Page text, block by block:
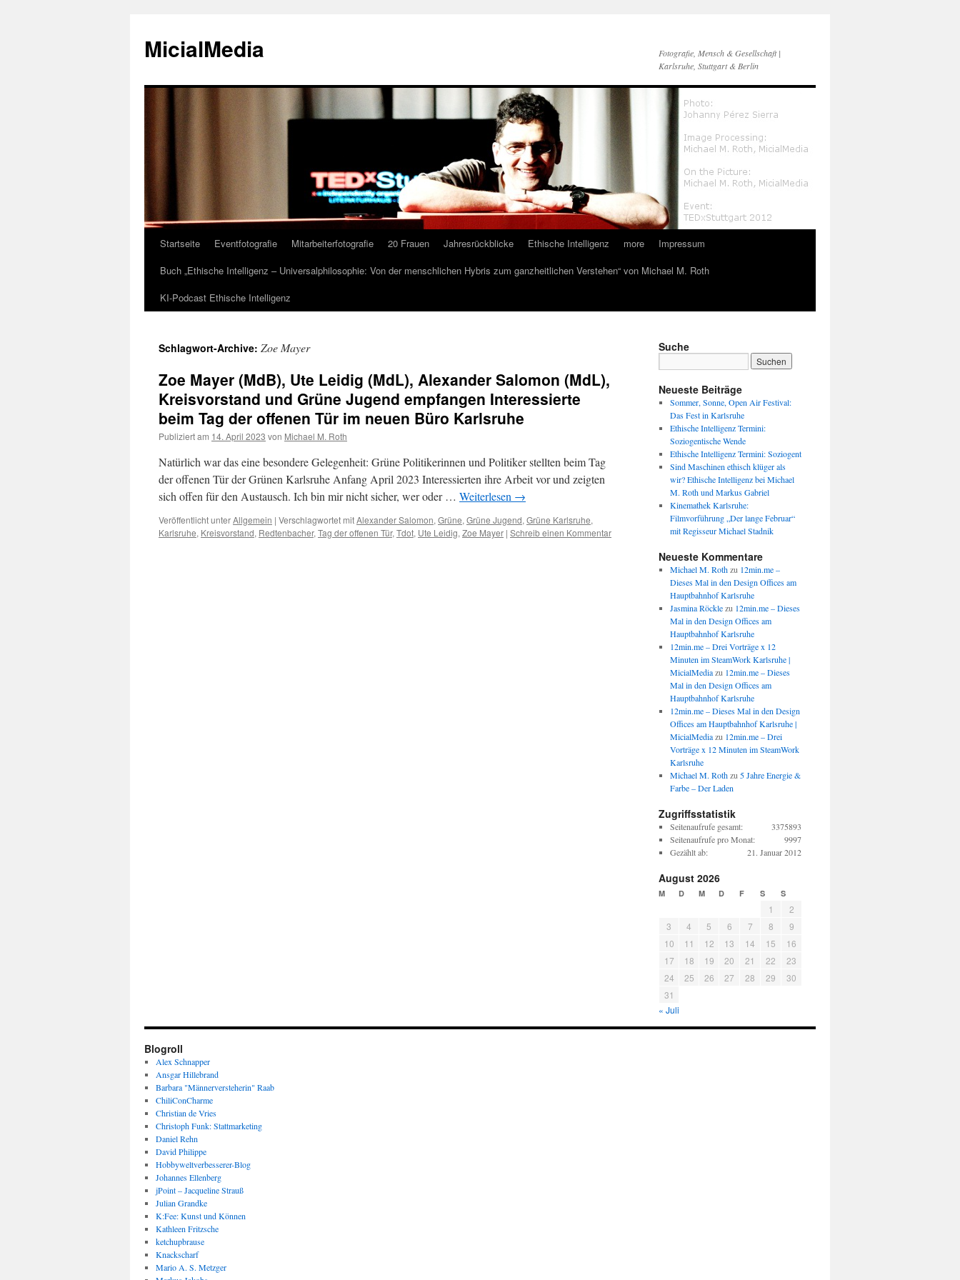
MicialMedia
Fotografie, Mensch & Gesellschaft |
Karlsruhe, Stuttgart & Berlin
Zum
Inhalt
springen
Startseite Eventfotografie Mitarbeiterfotografie 20 Frauen Jahresrückblicke Ethische Intelligenz more
Impressum
Buch „Ethische Intelligenz – Universalphilosophie: Von der menschlichen Hybris zum ganzheitlichen Verstehen“ von Michael M. Roth
KI-Podcast Ethische Intelligenz
Schlagwort-Archive: Zoe Mayer
Zoe Mayer (MdB), Ute Leidig (MdL), Alexander Salomon (MdL),
Kreisvorstand und Grüne Jugend empfangen Interessierte
beim Tag der offenen Tür im neuen Büro Karlsruhe
Publiziert am 14. April 2023 von Michael M. Roth
Natürlich war das eine besondere Gelegenheit: Grüne Politikerinnen und Politiker stellten beim Tag
der offenen Tür der Grünen Karlsruhe Anfang April 2023 Interessierten ihre Arbeit vor und zeigten
sich offen für den Austausch. Ich bin mir nicht sicher, wer oder … Weiterlesen →
Veröffentlicht unterAllgemein | Verschlagwortet mitAlexander Salomon, Grüne, Grüne Jugend, Grüne Karlsruhe,
Karlsruhe, Kreisvorstand, Redtenbacher, Tag der offenen Tür, Tdot, Ute Leidig, Zoe Mayer | Schreib einen Kommentar
Suche
Neueste Beiträge
Sommer, Sonne, Open Air Festival:
Das Fest in Karlsruhe
Ethische Intelligenz Termini:
Soziogentische Wende
Ethische Intelligenz Termini: Soziogent
Sind Maschinen ethisch klüger als
wir? Ethische Intelligenz bei Michael
M. Roth und Markus Gabriel
Kinemathek Karlsruhe:
Filmvorführung „Der lange Februar“
mit Regisseur Michael Stadnik
Neueste Kommentare
Michael M. Rothzu 12min.me –
Dieses Mal in den Design Offices am
Hauptbahnhof Karlsruhe
Jasmina Röcklezu 12min.me – Dieses
Mal in den Design Offices am
Hauptbahnhof Karlsruhe
12min.me – Drei Vorträge x 12
Minuten im SteamWork Karlsruhe |
MicialMediazu 12min.me – Dieses
Mal in den Design Offices am
Hauptbahnhof Karlsruhe
12min.me – Dieses Mal in den Design
Offices am Hauptbahnhof Karlsruhe |
MicialMediazu 12min.me – Drei
Vorträge x 12 Minuten im SteamWork
Karlsruhe
Michael M. Rothzu 5 Jahre Energie &
Farbe – Der Laden
Zugriffsstatistik
3375893
Seitenaufrufe gesamt:
9997
Seitenaufrufe pro Monat:
21. Januar 2012
Gezählt ab:
August 2026
M D M D F S S
1
2
3
4 5 6 7 8
9
10
11 12 13 14 15
16
17
18 19 20 21 22
23
24
25 26 27 28 29
30
31
« Juli
Blogroll
Alex Schnapper
Ansgar Hillebrand
Barbara "Männerversteherin" Raab
ChiliConCharme
Christian de Vries
Christoph Funk: Stattmarketing
Daniel Rehn
David Philippe
Hobbyweltverbesserer-Blog
Johannes Ellenberg
jPoint – Jacqueline Strauß
Julian Grandke
K:Fee: Kunst und Können
Kathleen Fritzsche
ketchupbrause
Knackscharf
Mario A. S. Metzger